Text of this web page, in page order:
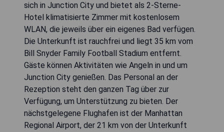
sich in Junction City und bietet als 2-Sterne-
Hotel klimatisierte Zimmer mit kostenlosem
WLAN, die jeweils über ein eigenes Bad verfügen.
Die Unterkunft ist rauchfrei und liegt 35 km vom
Bill Snyder Family Football Stadium entfernt.
Gäste können Aktivitäten wie Angeln in und um
Junction City genießen. Das Personal an der
Rezeption steht den ganzen Tag über zur
Verfügung, um Unterstützung zu bieten. Der
nächstgelegene Flughafen ist der Manhattan
Regional Airport, der 21 km von der Unterkunft